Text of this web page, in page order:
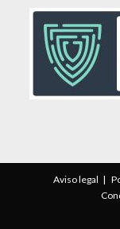
Aviso legal